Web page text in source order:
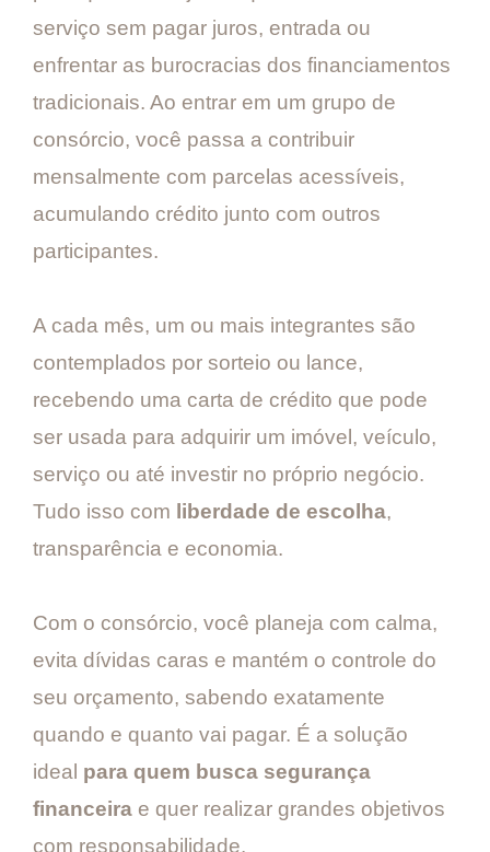
serviço sem pagar juros, entrada ou
enfrentar as burocracias dos financiamentos
tradicionais. Ao entrar em um grupo de
consórcio, você passa a contribuir
mensalmente com parcelas acessíveis,
acumulando crédito junto com outros
participantes.
A cada mês, um ou mais integrantes são
contemplados por sorteio ou lance,
recebendo uma carta de crédito que pode
ser usada para adquirir um imóvel, veículo,
serviço ou até investir no próprio negócio.
Tudo isso com liberdade de escolha,
transparência e economia.
Com o consórcio, você planeja com calma,
evita dívidas caras e mantém o controle do
seu orçamento, sabendo exatamente
quando e quanto vai pagar. É a solução
ideal para quem busca segurança
financeira e quer realizar grandes objetivos
com responsabilidade.